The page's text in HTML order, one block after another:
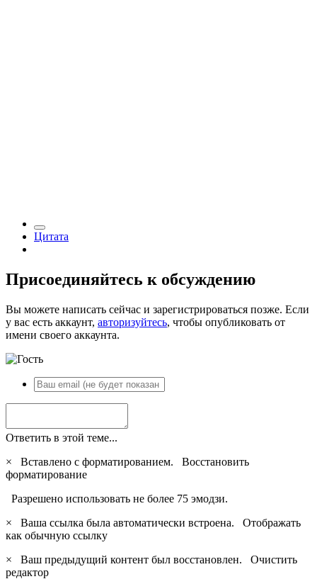
Цитата
Присоединяйтесь к обсуждению
Вы можете написать сейчас и зарегистрироваться позже. Если
у вас есть аккаунт, авторизуйтесь, чтобы опубликовать от
имени своего аккаунта.
Ответить в этой теме...
×
Вставлено с форматированием. Восстановить
форматирование
Разрешено использовать не более 75 эмодзи.
×
Ваша ссылка была автоматически встроена. Отображать
как обычную ссылку
×
Ваш предыдущий контент был восстановлен. Очистить
редактор